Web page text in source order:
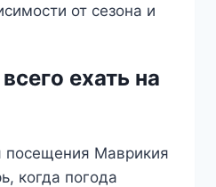
от сезона и
ехать на
Маврикия
когда погода